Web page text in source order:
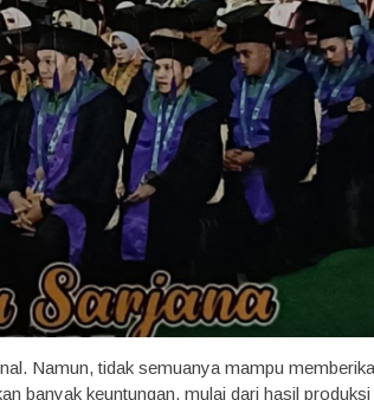
Namun, tidak semuanya mampu
banyak keuntungan, mulai dari hasil